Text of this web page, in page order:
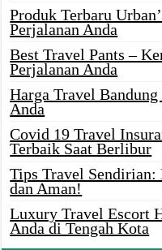
Produk Terbaru
Perjalanan Anda
Best Travel Pants –
Perjalanan Anda
Harga Travel
Anda
Covid 19 Travel
Terbaik Saat Berlibur
Tips Travel Sendirian:
dan Aman!
Luxury Travel Escort
Anda di Tengah Kota